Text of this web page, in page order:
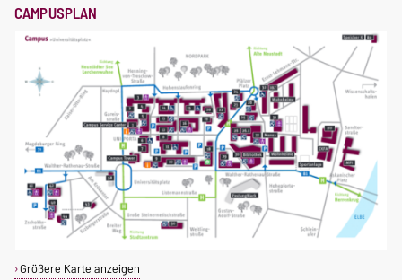
CAMPUSPLAN
Größere Karte anzeigen